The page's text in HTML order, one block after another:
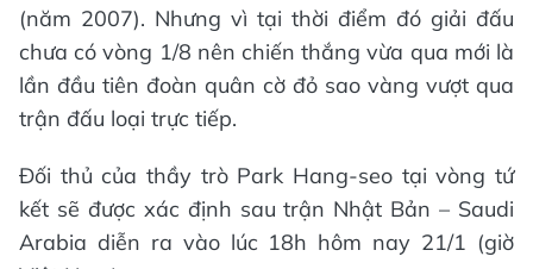
(năm 2007). Nhưng vì tại thời điểm đó giải đấu
chưa có vòng 1/8 nên chiến thắng vừa qua mới là
lần đầu tiên đoàn quân cờ đỏ sao vàng vượt qua
trận đấu loại trực tiếp.
Đối thủ của thầy trò Park Hang-seo tại vòng tứ
kết sẽ được xác định sau trận Nhật Bản – Saudi
Arabia diễn ra vào lúc 18h hôm nay 21/1 (giờ